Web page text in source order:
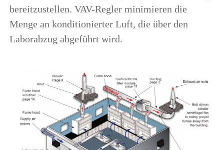
bereitzustellen. VAV-Regler minimieren die
Menge an konditionierter Luft, die über den
Laborabzug abgeführt wird.